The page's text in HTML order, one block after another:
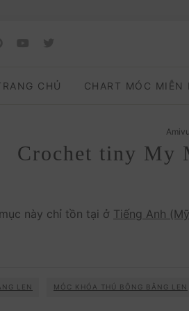
CHỦ CHART MÓC MIỄN
Crochet tiny My
này chỉ tồn tại ở Tiếng Anh
LEN MÓC KHÓA THÚ BÔNG BẰNG LEN